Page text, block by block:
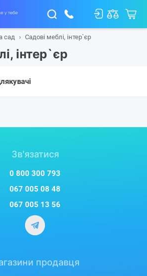
сад Садові меблі, інтер`єр
інтер`єр
Зв'язатися
0 800 300 793
067 005 08 48
067 005 13 56
продавця